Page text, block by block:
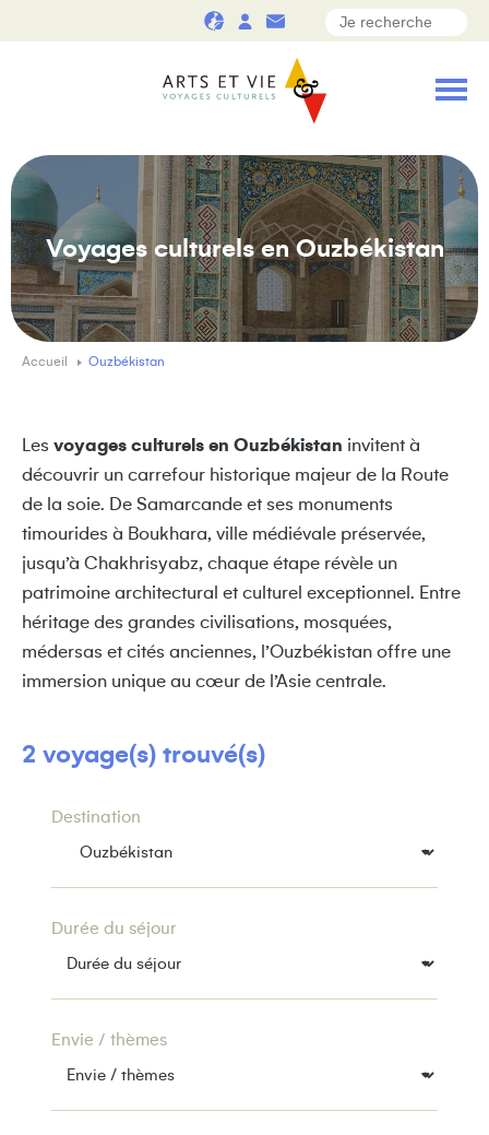
Voyages culturels en Ouzbékistan
Accueil Ouzbékistan
Les voyages culturels en Ouzbékistan invitent à
découvrir un carrefour historique majeur de la Route
de la soie. De Samarcande et ses monuments
timourides à Boukhara, ville médiévale préservée,
jusqu’à Chakhrisyabz, chaque étape révèle un
patrimoine architectural et culturel exceptionnel. Entre
héritage des grandes civilisations, mosquées,
médersas et cités anciennes, l’Ouzbékistan offre une
immersion unique au cœur de l’Asie centrale.
2 voyage(s) trouvé(s)
Destination
Durée du séjour
Envie / thèmes